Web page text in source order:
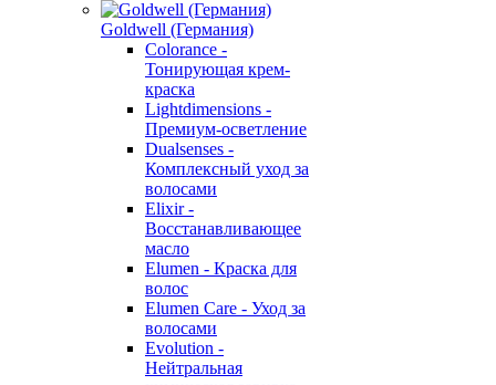
Goldwell (Германия)
Colorance -
Тонирующая крем-
краска
Lightdimensions -
Премиум-осветление
Dualsenses -
Комплексный уход за
волосами
Elixir -
Восстанавливающее
масло
Elumen - Краска для
волос
Elumen Care - Уход за
волосами
Evolution -
Нейтральная